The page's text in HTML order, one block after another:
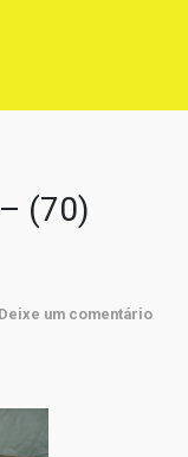
(70)
Deixe um comentário